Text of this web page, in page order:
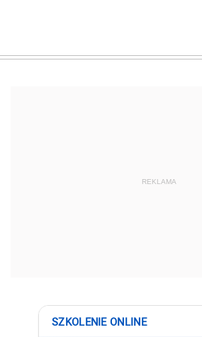
REKLAMA
SZKOLENIE ONLINE